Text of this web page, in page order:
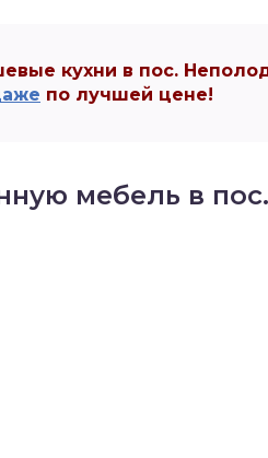
кухни в пос.
по лучшей цене!
мебель в